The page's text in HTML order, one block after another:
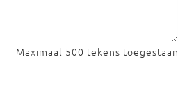
Maximaal 500 tekens toegestaan